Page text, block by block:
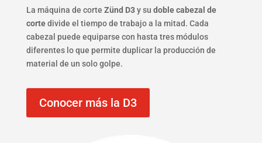
La máquina de corte Zünd D3y su doble cabezal de
cortedivide el tiempo de trabajo a la mitad. Cada
cabezal puede equiparse con hasta tres módulos
diferentes lo que permite duplicar la producción de
material de un solo golpe.
Conocer más la D3